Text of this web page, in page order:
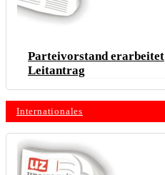
Parteivorstand erarbeitet
Leitantrag
Internationales